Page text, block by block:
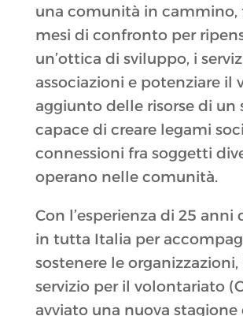
una comunità in cammino,
mesi di confronto per
un’ottica di sviluppo, i
associazioni e potenziare il
aggiunto delle risorse di un
capace di creare legami
connessioni fra soggetti
operano nelle comunità.
Con l’esperienza di 25 anni
in tutta Italia per
sostenere le
servizio per il volontariato
avviato una nuova stagione